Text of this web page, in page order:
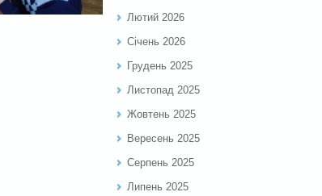
Лютий 2026
Січень 2026
Грудень 2025
Листопад 2025
Жовтень 2025
Вересень 2025
Серпень 2025
Липень 2025